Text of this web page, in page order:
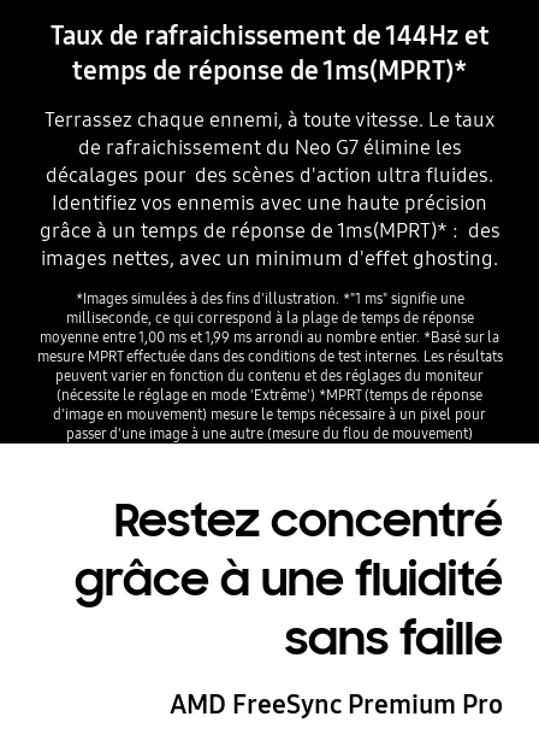
Taux de rafraichissement de 144Hz et
temps de réponse de 1ms(MPRT)*
Terrassez chaque ennemi, à toute vitesse. Le taux
de rafraichissement du Neo G7 élimine les
décalages pour des scènes d'action ultra fluides.
Identifiez vos ennemis avec une haute précision
grâce à un temps de réponse de 1ms(MPRT)* : des
images nettes, avec un minimum d'effet ghosting.
*Images simulées à des fins d'illustration. *"1 ms" signifie une
milliseconde, ce qui correspond à la plage de temps de réponse
moyenne entre 1,00 ms et 1,99 ms arrondi au nombre entier. *Basé sur la
mesure MPRT effectuée dans des conditions de test internes. Les résultats
peuvent varier en fonction du contenu et des réglages du moniteur
(nécessite le réglage en mode 'Extrême') *MPRT (temps de réponse
d'image en mouvement) mesure le temps nécessaire à un pixel pour
passer d'une image à une autre (mesure du flou de mouvement)
Restez concentré
grâce à une fluidité
sans faille
AMD FreeSync Premium Pro